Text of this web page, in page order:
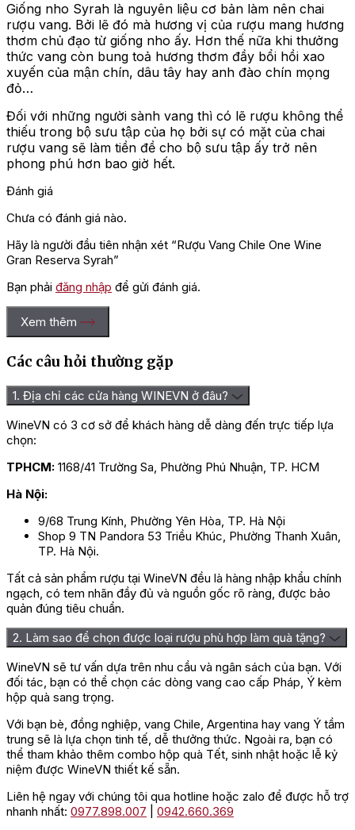
Giống nho Syrah là nguyên liệu cơ bản làm nên chai
rượu vang. Bởi lẽ đó mà hương vị của rượu mang hương
thơm chủ đạo từ giống nho ấy. Hơn thế nữa khi thưởng
thức vang còn bung toả hương thơm đầy bổi hồi xao
xuyến của mận chín, dâu tây hay anh đào chín mọng
đỏ…
Đối với những người sành vang thì có lẽ rượu không thể
thiếu trong bộ sưu tập của họ bởi sự có mặt của chai
rượu vang sẽ làm tiền đề cho bộ sưu tập ấy trở nên
phong phú hơn bao giờ hết.
Đánh giá
Chưa có đánh giá nào.
Hãy là người đầu tiên nhận xét “Rượu Vang Chile One Wine
Gran Reserva Syrah”
Bạn phải đăng nhập để gửi đánh giá.
Xem thêm
Các câu hỏi thường gặp
1. Địa chỉ các cửa hàng WINEVN ở đâu?
WineVN có 3 cơ sở để khách hàng dễ dàng đến trực tiếp lựa
chọn:
TPHCM: 1168/41 Trường Sa, Phường Phú Nhuận, TP. HCM
Hà Nội:
9/68 Trung Kính, Phường Yên Hòa, TP. Hà Nội
Shop 9 TN Pandora 53 Triều Khúc, Phường Thanh Xuân,
TP. Hà Nội.
Tất cả sản phẩm rượu tại WineVN đều là hàng nhập khẩu chính
ngạch, có tem nhãn đầy đủ và nguồn gốc rõ ràng, được bảo
quản đúng tiêu chuẩn.
2. Làm sao để chọn được loại rượu phù hợp làm quà tặng?
WineVN sẽ tư vấn dựa trên nhu cầu và ngân sách của bạn. Với
đối tác, bạn có thể chọn các dòng vang cao cấp Pháp, Ý kèm
hộp quà sang trọng.
Với bạn bè, đồng nghiệp, vang Chile, Argentina hay vang Ý tầm
trung sẽ là lựa chọn tinh tế, dễ thưởng thức. Ngoài ra, bạn có
thể tham khảo thêm combo hộp quà Tết, sinh nhật hoặc lễ kỷ
niệm được WineVN thiết kế sẵn.
Liên hệ ngay với chúng tôi qua hotline hoặc zalo để được hỗ trợ
nhanh nhất: 0977.898.007
0942.660.369